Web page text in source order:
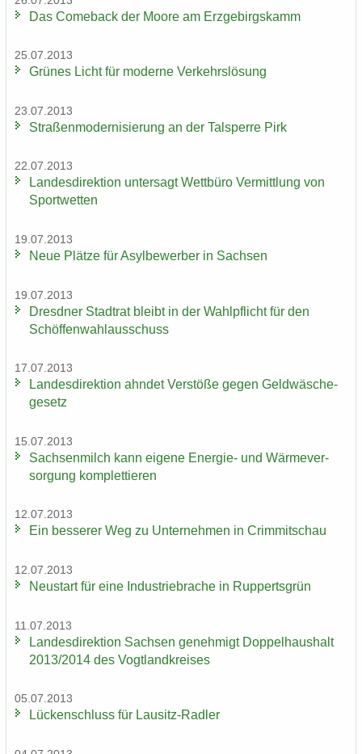
Das Come­back der Moore am Erz­ge­birgs­kamm
25.07.2013
Grü­nes Licht für mo­der­ne Ver­kehrs­lö­sung
23.07.2013
Stra­ßen­mo­der­ni­sie­rung an der Tal­sper­re Pirk
22.07.2013
Lan­des­di­rek­ti­on un­ter­sagt Wett­bü­ro Ver­mitt­lung von
Sport­wet­ten
19.07.2013
Neue Plät­ze für Asyl­be­wer­ber in Sach­sen
19.07.2013
Dresd­ner Stadt­rat bleibt in der Wahl­pflicht für den
Schöf­fen­wahl­aus­schuss
17.07.2013
Lan­des­di­rek­ti­on ahn­det Ver­stö­ße gegen Geld­wä­sche­
ge­setz
15.07.2013
Sach­sen­milch kann ei­ge­ne Energie-​ und Wär­me­ver­
sor­gung kom­plet­tie­ren
12.07.2013
Ein bes­se­rer Weg zu Un­ter­neh­men in Crim­mit­schau
12.07.2013
Neu­start für eine In­dus­trie­bra­che in Rup­perts­grün
11.07.2013
Lan­des­di­rek­ti­on Sach­sen ge­neh­migt Dop­pel­haus­halt
2013/2014 des Vogt­land­krei­ses
05.07.2013
Lü­cken­schluss für Lausitz-​Radler